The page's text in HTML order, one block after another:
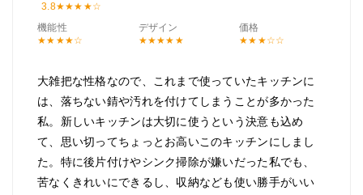
3.8
機能性
デザイン 価格
大雑把な性格なので、これまで使っていたキッチンに
は、落ちない錆や汚れを付けてしまうことが多かった
私。新しいキッチンは大切に使うという決意も込め
て、思い切ってちょっとお高いこのキッチンにしまし
た。特に後片付けやシンク掃除が嫌いだった私でも、
苦なくきれいにできるし、収納なども使い勝手がいい